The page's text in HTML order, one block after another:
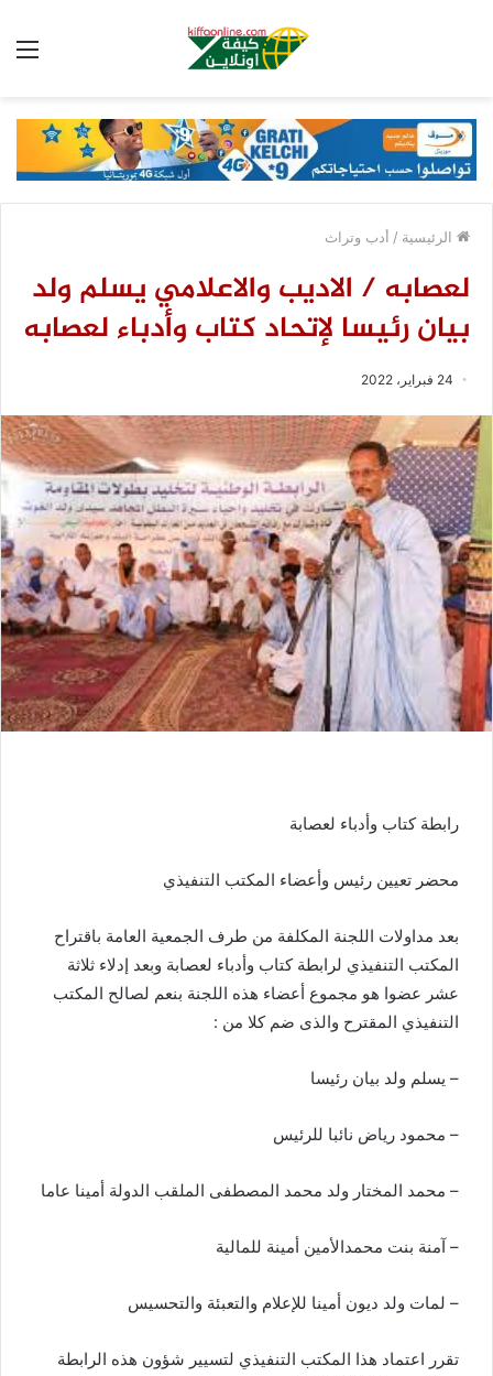
الرئيسية / أدب وتراث
لعصابه / الاديب والاعلامي يسلم ولد
بيان رئيسا لإتحاد كتاب وأدباء لعصابه
24 فبراير، 2022
رابطة كتاب وأدباء لعصابة
محضر تعيين رئيس وأعضاء المكتب التنفيذي
بعد مداولات اللجنة المكلفة من طرف الجمعية العامة باقتراح
المكتب التنفيذي لرابطة كتاب وأدباء لعصابة وبعد إدلاء ثلاثة
عشر عضوا هو مجموع أعضاء هذه اللجنة بنعم لصالح المكتب
التنفيذي المقترح والذى ضم كلا من :
– يسلم ولد بيان رئيسا
– محمود رياض نائبا للرئيس
– محمد المختار ولد محمد المصطفى الملقب الدولة أمينا عاما
– آمنة بنت محمدالأمين أمينة للمالية
– لمات ولد ديون أمينا للإعلام والتعبئة والتحسيس
تقرر اعتماد هذا المكتب التنفيذي لتسيير شؤون هذه الرابطة